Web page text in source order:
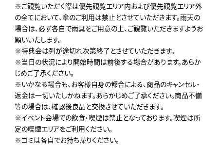
※ご観覧いただく際は優先観覧エリア内および優先観覧エリア外
の全てにおいて、傘のご利用は禁止とさせていただきます。雨天の
場合は、必ず各自で雨具をご用意の上、ご観覧いただきますようお
願いいたします。
※特典会は列が途切れ次第終了とさせていただきます。
※当日の状況により開始時間は前後する場合があります。あらか
じめご了承ください。
※いかなる場合も、お客様自身の都合による、商品のキャンセル・
返金は一切いたしかねます。あらかじめご了承ください。商品不備
等の場合は、確認後良品と交換させていただきます。
※イベント会場での飲食・喫煙は禁止となっております。喫煙は所
定の喫煙エリアをご利用ください。
※ゴミは各自でお持ち帰りください。